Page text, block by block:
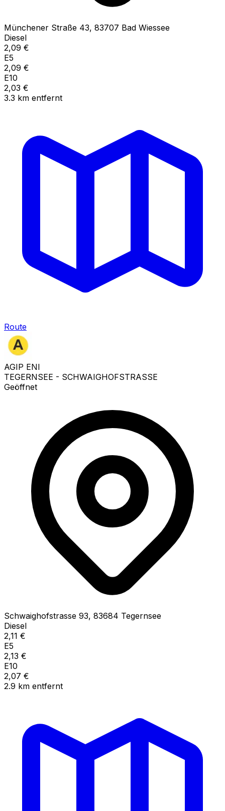
Münchener Straße 43, 83707 Bad Wiessee
Diesel
2,09 €
E5
2,09 €
E10
2,03 €
3.3 km entfernt
Route
AGIP ENI
TEGERNSEE - SCHWAIGHOFSTRASSE
Geöffnet
Schwaighofstrasse 93, 83684 Tegernsee
Diesel
2,11 €
E5
2,13 €
E10
2,07 €
2.9 km entfernt